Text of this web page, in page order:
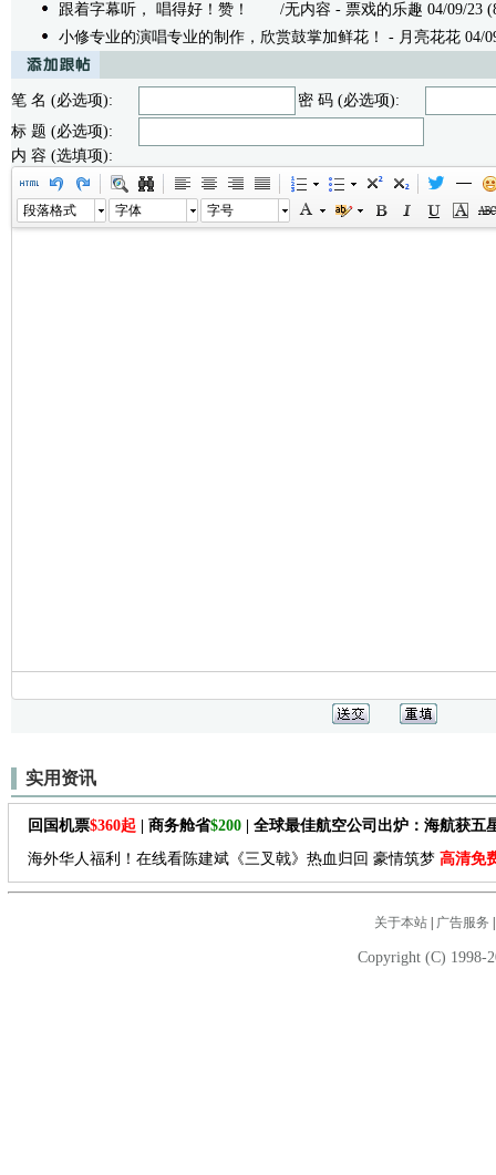
跟着字幕听， 唱得好！赞！
/无内容 - 票戏的乐趣 04/09/23
小修专业的演唱专业的制作，欣赏鼓掌加鲜花！
- 月亮花花 04/
笔 名 (必选项):
密 码 (必选项):
标 题 (必选项):
内 容 (选填项):
段落格式 字体 字号
实用资讯
回国机票$360起 | 商务舱省$200 | 全球最佳航空公司出炉：海航获五
海外华人福利！在线看陈建斌《三叉戟》热血归回 豪情筑梦 高清免
关于本站| 广告服务
Copyright (C) 1998-